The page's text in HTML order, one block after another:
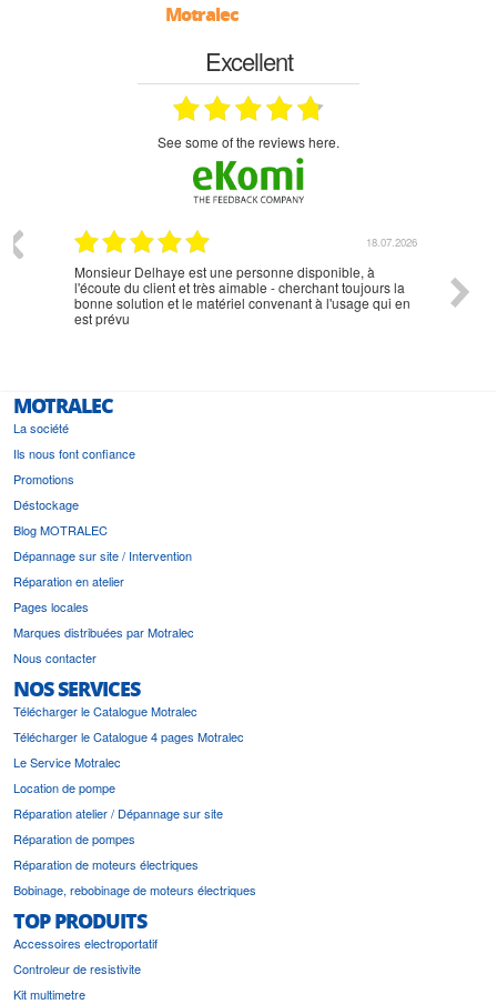
Motralec
Excellent
see some of the reviews here.
18.07.2026
Monsieur Delhaye est une personne disponible, à
l'écoute du client et très aimable - cherchant toujours la
bonne solution et le matériel convenant à l'usage qui en
est prévu
MOTRALEC
La société
Ils nous font confiance
Promotions
Déstockage
Blog MOTRALEC
Dépannage sur site / Intervention
Réparation en atelier
Pages locales
Marques distribuées par Motralec
Nous contacter
NOS SERVICES
Télécharger le Catalogue Motralec
Télécharger le Catalogue 4 pages Motralec
Le Service Motralec
Location de pompe
Réparation atelier / Dépannage sur site
Réparation de pompes
Réparation de moteurs électriques
Bobinage, rebobinage de moteurs électriques
TOP PRODUITS
Accessoires electroportatif
Controleur de resistivite
Kit multimetre